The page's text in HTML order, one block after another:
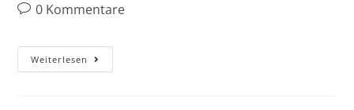
0 Kommentare
Weiterlesen